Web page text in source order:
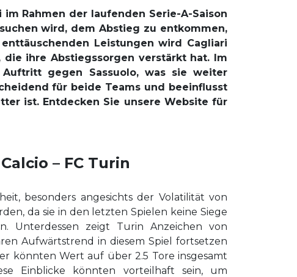
Rahmen der laufenden Serie-A-Saison
wird, dem Abstieg zu entkommen,
Leistungen wird Cagliari
ihre Abstiegssorgen verstärkt hat. Im
gegen Sassuolo, was sie weiter
für beide Teams und beeinflusst
ist. Entdecken Sie unsere Website für
– FC Turin
besonders angesichts der Volatilität von
da sie in den letzten Spielen keine Siege
Unterdessen zeigt Turin Anzeichen von
Aufwärtstrend in diesem Spiel fortsetzen
könnten Wert auf über 2.5 Tore insgesamt
Einblicke könnten vorteilhaft sein, um